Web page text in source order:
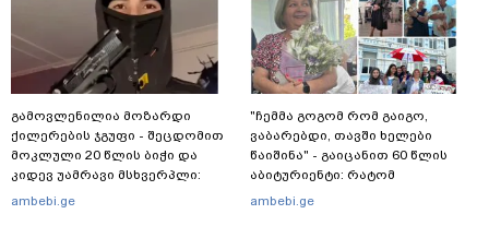
გამოვლენილია მოზარდი
ქილერების ჯგუფი - შეცდომით
მოკლული 20 წლის ბიჭი და
კიდევ უამრავი მსხვერპლი:
რომელ ქვეყნამდე მივიდა
ambebi.ge
"ჩემმა გოგომ რომ გაიგო,
ვაბარებდი, თავში ხელები
წაიშინა" - გაიცანით 60 წლის
აბიტურიენტი: რატომ
გადაწყვიტა ბაგრატიონთა
ambebi.ge